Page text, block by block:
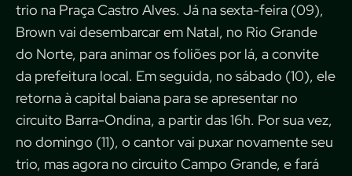
trio na Praça Castro Alves. Já na sexta-feira (09),
Brown vai desembarcar em Natal, no Rio Grande
do Norte, para animar os foliões por lá, a convite
da prefeitura local. Em seguida, no sábado (10), ele
retorna à capital baiana para se apresentar no
circuito Barra-Ondina, a partir das 16h. Por sua vez,
no domingo (11), o cantor vai puxar novamente seu
trio, mas agora no circuito Campo Grande, e fará